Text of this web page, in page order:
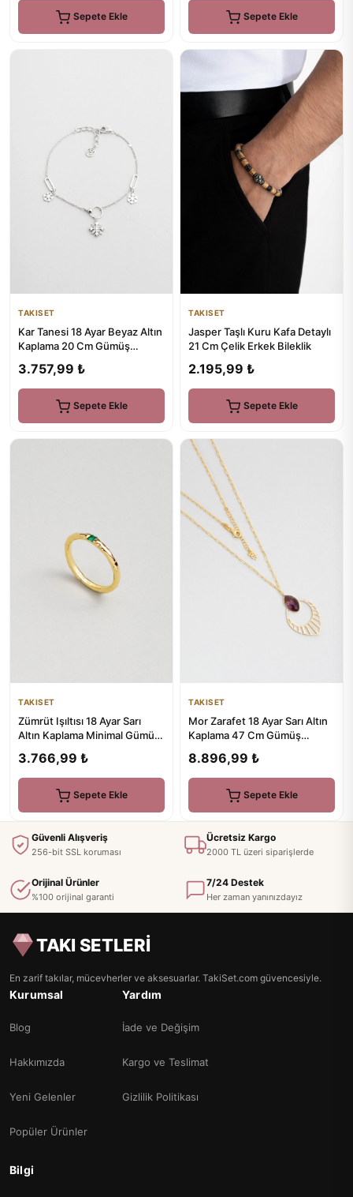
Sepete Ekle Sepete Ekle
TAKISET
Kar Tanesi 18 Ayar Beyaz Altın
Kaplama 20 Cm Gümüş
3.757,99 ₺
Sepete Ekle
TAKISET
Jasper Taşlı Kuru Kafa Detaylı
21 Cm Çelik Erkek Bileklik
2.195,99 ₺
Sepete Ekle
TAKISET
Zümrüt Işıltısı 18 Ayar Sarı
Altın Kaplama Minimal Gümüş
3.766,99 ₺
Sepete Ekle
TAKISET
Mor Zarafet 18 Ayar Sarı Altın
Kaplama 47 Cm Gümüş
8.896,99 ₺
Sepete Ekle
Güvenli Alışveriş
256-bit SSL koruması
Ücretsiz Kargo
2000 TL üzeri siparişlerde
Orijinal Ürünler
%100 orijinal garanti
7/24 Destek
Her zaman yanınızdayız
TAKI SETLERİ
En zarif takılar, mücevherler ve aksesuarlar. TakiSet.com güvencesiyle.
Kurumsal
Blog
Hakkımızda
Yeni Gelenler
Popüler Ürünler
Yardım
İade ve Değişim
Kargo ve Teslimat
Gizlilik Politikası
Bilgi